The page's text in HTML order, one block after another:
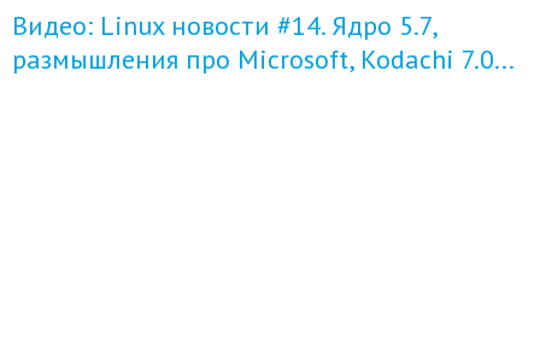
Видео: Linux новости #14. Ядро 5.7,
размышления про Microsoft, Kodachi 7.0...